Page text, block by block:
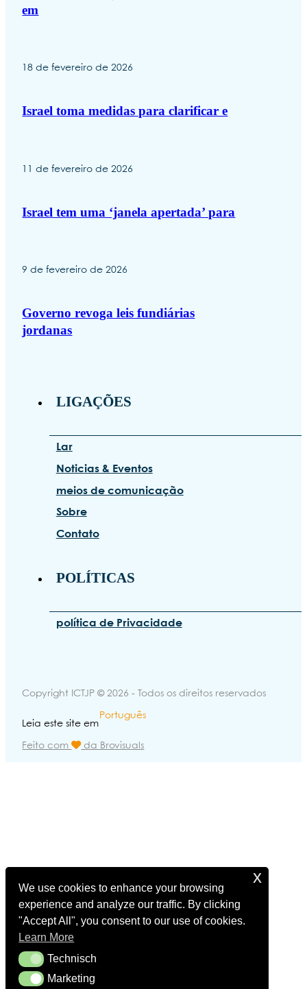
We use cookies to enhance your browsing
experience and analyze our traffic. By clicking
"Accept All", you consent to our use of cookies.
Learn More
TechnischTechnisch
MarketingMarketing
x
em
18 de fevereiro de 2026
Israel toma medidas para clarificar e
11 de fevereiro de 2026
Israel tem uma ‘janela apertada’ para
9 de fevereiro de 2026
Governo revoga leis fundiárias
jordanas
LIGAÇÕES
Lar
Noticias & Eventos
meios de comunicação
Sobre
Contato
POLÍTICAS
política de Privacidade
Copyright ICTJP © 2026 - Todos os direitos reservados
Leia este site em
Português
Feito com da Brovisuals